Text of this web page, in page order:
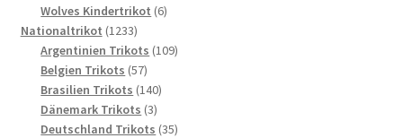
Wolves Kindertrikot 66
Nationaltrikot 12331233
Produkte
Argentinien Trikots 109109
Belgien Trikots 5757
Produkte
Brasilien Trikots 140140
Dänemark Trikots 33
Produkte
Deutschland Trikots 3535